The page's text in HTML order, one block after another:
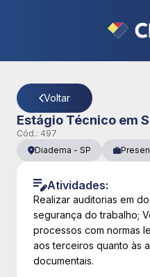
Voltar
Estágio Técnico em
Cód.: 497
Diadema - SP
Atividades:
Realizar auditorias em
segurança do trabalho;
processos com normas
aos terceiros quanto às
documentais.